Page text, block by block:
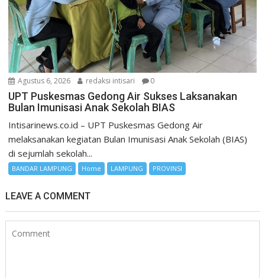
Agustus 6, 2026 redaksi intisari 0
UPT Puskesmas Gedong Air Sukses Laksanakan
Bulan Imunisasi Anak Sekolah BIAS
Intisarinews.co.id – UPT Puskesmas Gedong Air
melaksanakan kegiatan Bulan Imunisasi Anak Sekolah (BIAS)
di sejumlah sekolah...
BANDAR LAMPUNG Home LAMPUNG PROVINSI
LEAVE A COMMENT